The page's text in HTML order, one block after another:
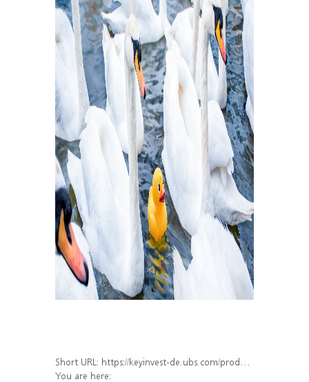
Short URL: https://keyinvest-de.ubs.com/produkt/detail/index/isin/DE000WA757H3
You are here: